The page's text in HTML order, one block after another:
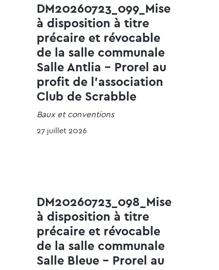
DM20260723_099_Mise
à disposition à titre
précaire et révocable
de la salle communale
Salle Antlia - Prorel au
profit de l'association
Club de Scrabble
Baux et conventions
27 juillet 2026
DM20260723_098_Mise
à disposition à titre
précaire et révocable
de la salle communale
Salle Bleue - Prorel au